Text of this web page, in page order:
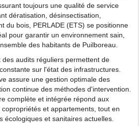
toujours une qualité de service
dératisation, désinsectisation,
du bois, PERLADE (ETS) se positionne
pour garantir un environnement sain,
des habitants de Puilboreau.
des audits réguliers permettent de
sur l'état des infrastructures.
assure une gestion optimale des
continue des méthodes d'intervention.
complète et intégrée répond aux
et appartements, tout en
écologiques et sanitaires actuelles.